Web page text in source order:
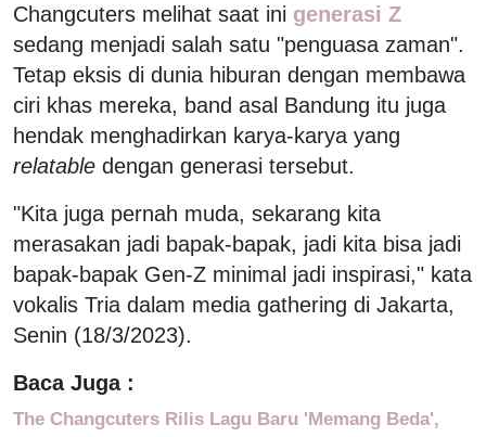
Changcuters melihat saat ini generasi Z
sedang menjadi salah satu "penguasa zaman".
Tetap eksis di dunia hiburan dengan membawa
ciri khas mereka, band asal Bandung itu juga
hendak menghadirkan karya-karya yang
relatable dengan generasi tersebut.
"Kita juga pernah muda, sekarang kita
merasakan jadi bapak-bapak, jadi kita bisa jadi
bapak-bapak Gen-Z minimal jadi inspirasi," kata
vokalis Tria dalam media gathering di Jakarta,
Senin (18/3/2023).
Baca Juga :
The Changcuters Rilis Lagu Baru 'Memang Beda',